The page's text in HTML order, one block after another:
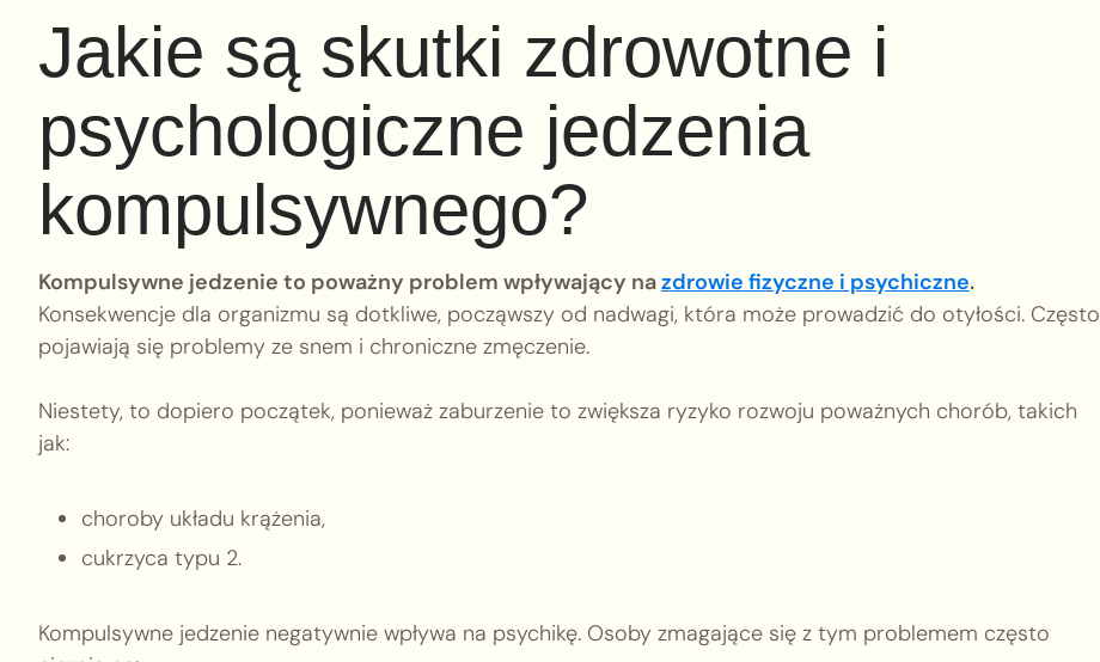
Jakie są skutki zdrowotne i
psychologiczne jedzenia
kompulsywnego?
Kompulsywne jedzenie to poważny problem wpływający nazdrowie fizyczne i psychiczne.
Konsekwencje dla organizmu są dotkliwe, począwszy od nadwagi, która może prowadzić do otyłości. Często
pojawiają się problemy ze snem i chroniczne zmęczenie.
Niestety, to dopiero początek, ponieważ zaburzenie to zwiększa ryzyko rozwoju poważnych chorób, takich
jak:
choroby układu krążenia,
cukrzyca typu 2.
Kompulsywne jedzenie negatywnie wpływa na psychikę. Osoby zmagające się z tym problemem często